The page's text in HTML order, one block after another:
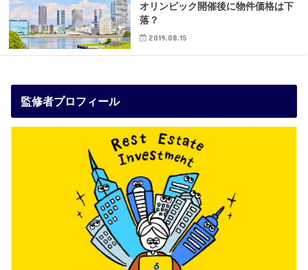
オリンピック開催後に物件価格は下
落？
2019.08.15
監修者プロフィール